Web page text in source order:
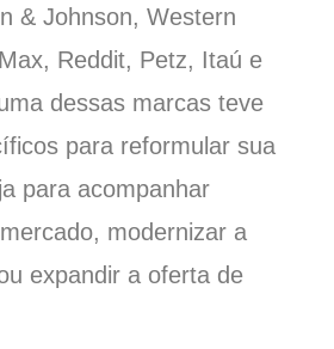
& Johnson, Western
Reddit, Petz, Itaú e
dessas marcas teve
para reformular sua
para acompanhar
modernizar a
expandir a oferta de